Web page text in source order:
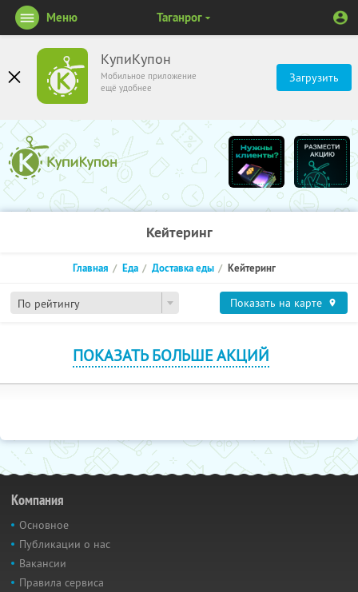
КупиКупон
Мобильное приложение
ещё удобнее
Загрузить
Меню Таганрог
Кейтеринг
По рейтингу
Главная Еда Доставка еды Кейтеринг
Показать на карте
ПОКАЗАТЬ БОЛЬШЕ АКЦИЙ
Компания
Основное
Публикации о нас
Вакансии
Правила сервиса